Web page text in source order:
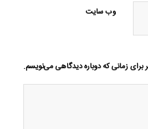
وب‌ سایت
برای زمانی که دوباره دیدگاهی می‌نویسم.